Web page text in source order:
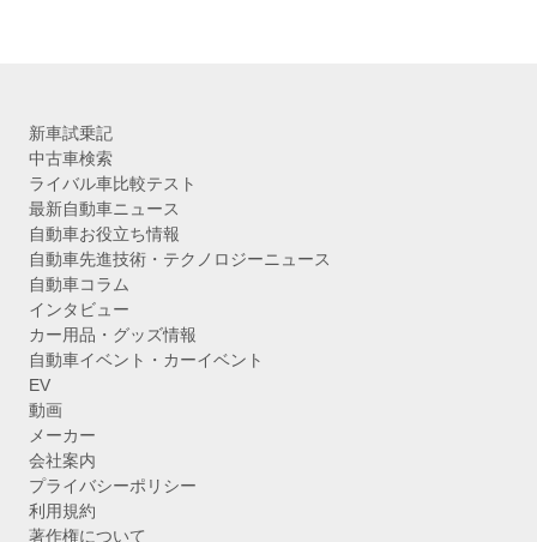
新車試乗記
中古車検索
ライバル車比較テスト
最新自動車ニュース
自動車お役立ち情報
自動車先進技術・テクノロジーニュース
自動車コラム
インタビュー
カー用品・グッズ情報
自動車イベント・カーイベント
EV
動画
メーカー
会社案内
プライバシーポリシー
利用規約
著作権について